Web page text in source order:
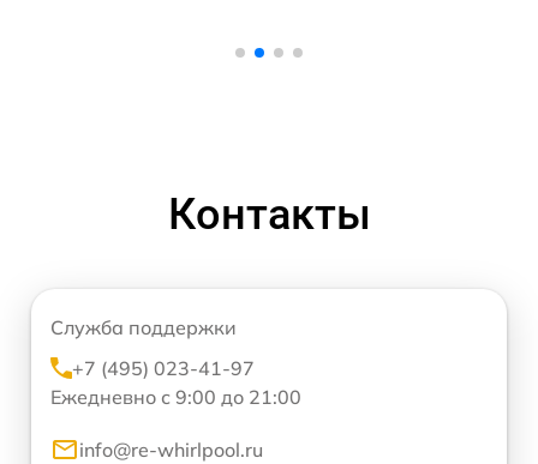
Контакты
Служба поддержки
+7 (495) 023-41-97
Ежедневно с 9:00 до 21:00
info@re-whirlpool.ru